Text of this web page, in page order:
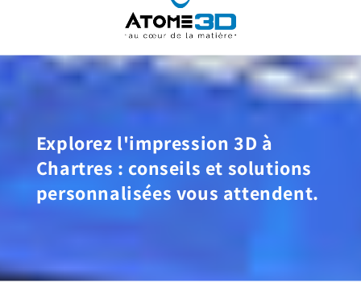
Explorez l'impression 3D à
Chartres : conseils et solutions
personnalisées vous attendent.